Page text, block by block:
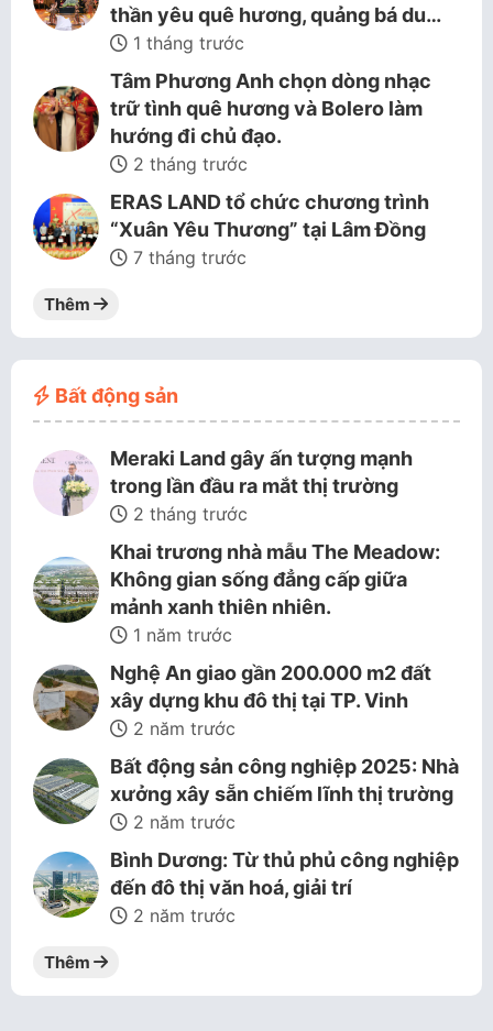
thần yêu quê hương, quảng bá du…
1 tháng trước
Tâm Phương Anh chọn dòng nhạc
trữ tình quê hương và Bolero làm
hướng đi chủ đạo.
2 tháng trước
ERAS LAND tổ chức chương trình
“Xuân Yêu Thương” tại Lâm Đồng
7 tháng trước
Thêm
Bất động sản
Meraki Land gây ấn tượng mạnh
trong lần đầu ra mắt thị trường
2 tháng trước
Khai trương nhà mẫu The Meadow:
Không gian sống đẳng cấp giữa
mảnh xanh thiên nhiên.
1 năm trước
Nghệ An giao gần 200.000 m2 đất
xây dựng khu đô thị tại TP. Vinh
2 năm trước
Bất động sản công nghiệp 2025: Nhà
xưởng xây sẵn chiếm lĩnh thị trường
2 năm trước
Bình Dương: Từ thủ phủ công nghiệp
đến đô thị văn hoá, giải trí
2 năm trước
Thêm